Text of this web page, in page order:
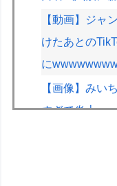
【動画】ジャ
けたあとの
に
【画像】みい
すぎで炎上ｗ